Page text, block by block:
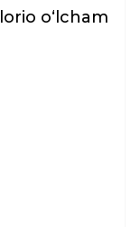
oʻlcham